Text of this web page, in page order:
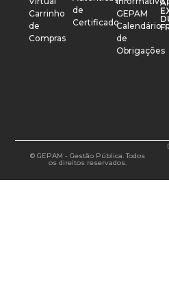
Carrinho
de
Compras
de
Certificado
GEPAM
Calendário
de
Obrigações
© GEPAM - Gestão Pública. Todos
os direitos reservados.